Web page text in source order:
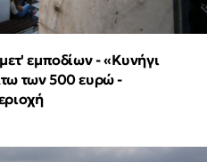
εμποδίων - «Κυνήγι
των 500 ευρώ -